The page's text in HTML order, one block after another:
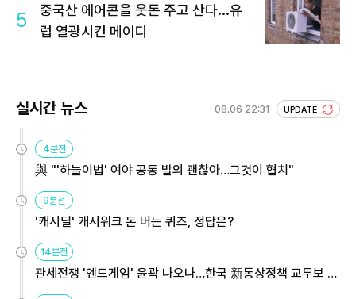
5
중국산 에어콘을 웃돈 주고 산다...유
럽 열광시킨 메이디
실시간 뉴스 08.06 22:31 UPDATE
4분전
與 "'하늘이법' 여야 공동 발의 괜찮아…그것이 협치"
9분전
'캐시딜' 캐시워크 돈 버는 퀴즈, 정답은?
14분전
관세전쟁 '엔드게임' 윤곽 나오나…한국 新통상정책 교두보 활